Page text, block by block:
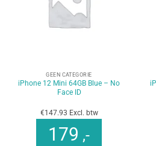
GEEN CATEGORIE
iPhone 12 Mini 64GB Blue – No
Face ID
€147.93 Excl. btw
179 ,-